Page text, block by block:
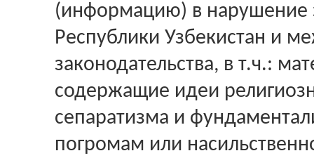
(информацию) в нарушение
Республики Узбекистан и
законодательства, в т.ч.:
содержащие идеи
сепаратизма и
погромам или